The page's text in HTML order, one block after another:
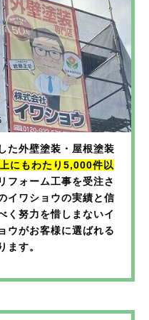
風にさらされ、知らず
ています。「まだ大丈
気づいたときには補修
も…。
ちさせる秘訣！
無料診断を実施中！
に塗装が必要なの
り診断し、最適なメン
ご相談ください！
めに、私たちが全力で
るとどうなる？
み、外壁内部の腐食や
の劣化が進み、外壁材
内部に滞留し、カビや
なら費用を抑えられる
要に
ちに、外壁のダメージ
います。
いの防水・断熱機能が
せん。
ング）は、建物を雨風
」の役割を果たしてい
響を受けることで、
ヒビ割れが発生しま
命を縮める原因に…！
ヒビ割れを放置する
上経過…一度
ない方へ
屋根も、10年を過ぎる
す。
根塗装は10年に一度が
単に見た目を美しくす
ら家を守る重要な役割
以上メンテナンスを行
外壁や屋根の防水機能
です。
ら大丈夫」と思って
た外壁塗装・屋根塗装
にもわたり5,000件以
フォーム工事を受注さ
イワショウの実績と信
く努力を惜しまないイ
ウがお客様に選ばれる
ます。